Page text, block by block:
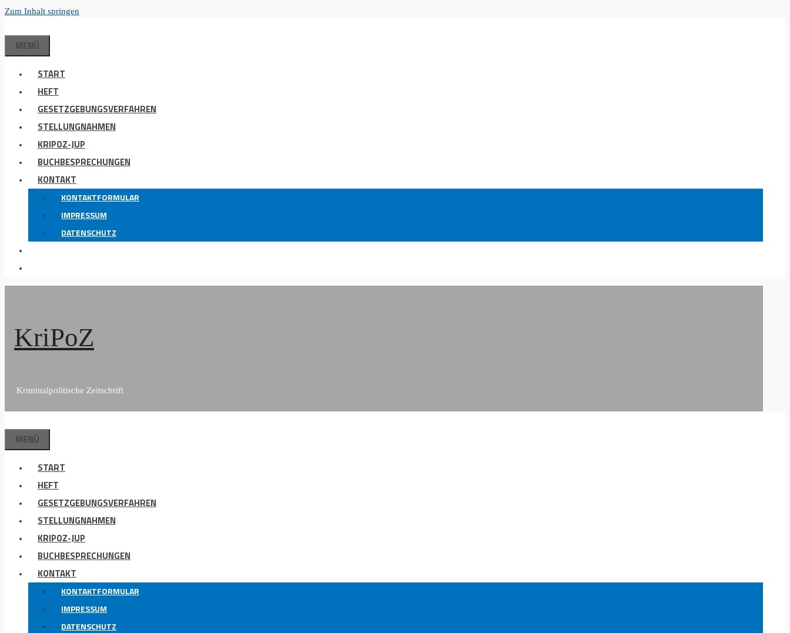
Zum Inhalt springen
MENÜ
START
HEFT
GESETZGEBUNGSVERFAHREN
STELLUNGNAHMEN
KRIPOZ-JUP
BUCHBESPRECHUNGEN
KONTAKT
KONTAKTFORMULAR
IMPRESSUM
DATENSCHUTZ
KriPoZ
Kriminalpolitische Zeitschrift
MENÜ
START
HEFT
GESETZGEBUNGSVERFAHREN
STELLUNGNAHMEN
KRIPOZ-JUP
BUCHBESPRECHUNGEN
KONTAKT
KONTAKTFORMULAR
IMPRESSUM
DATENSCHUTZ